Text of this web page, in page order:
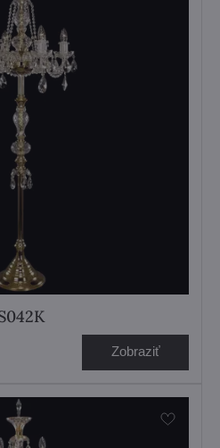
Zobraziť